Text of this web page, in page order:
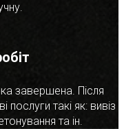
завершена. Після
такі як: вивіз
та ін.